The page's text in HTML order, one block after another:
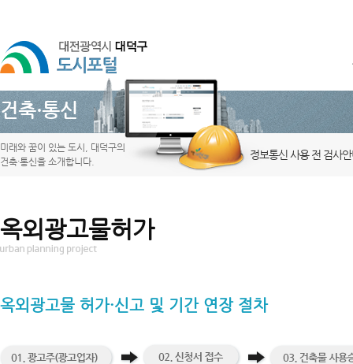
정보통신 사용 전 검사
건축·통신
미래와 꿈이 있는 도시, 대덕구의
건축·통신을 소개합니다.
옥외광고물허가
옥외광고물 허가·신고 및 기간 연장 절차